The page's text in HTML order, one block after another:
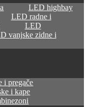
LED highbay
LED radne i
LED
vanjske zidne i
i pregače
i kape